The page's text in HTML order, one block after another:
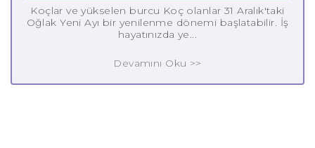
Koçlar ve yükselen burcu Koç olanlar 31 Aralık'taki
Oğlak Yeni Ayı bir yenilenme dönemi başlatabilir. İş
hayatınızda ye...
Devamını Oku >>